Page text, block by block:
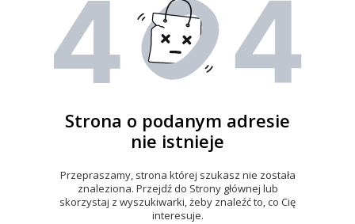
Strona o podanym adresie
nie istnieje
Przepraszamy, strona której szukasz nie została
znaleziona. Przejdź do Strony głównej lub
skorzystaj z wyszukiwarki, żeby znaleźć to, co Cię
interesuje.